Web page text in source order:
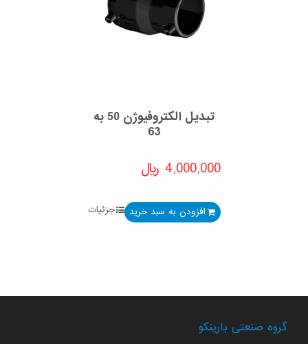
تبدیل الکتروفیوژن 50 به
63
﷼ 4,000,000
افزودن به سبد خرید جزئیات
گروه صنعتی بارینکو